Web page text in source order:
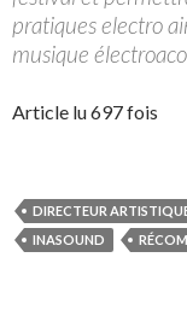
pratiques electro
musique
Article lu 697 fois
DIRECTEUR
INASOUND